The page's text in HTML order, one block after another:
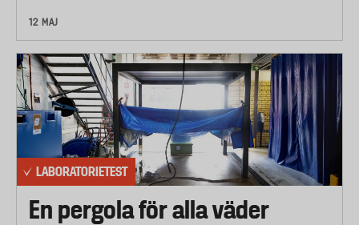
12 MAJ
LABORATORIETEST
En pergola för alla väder